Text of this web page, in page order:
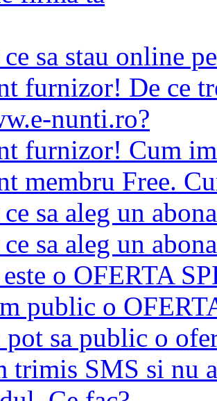
sa stau online
furnizor! De ce
nunti.ro?
furnizor! Cum
membru Free.
sa aleg un
sa aleg un
este o OFERTA
public o
pot sa public o
trimis SMS si nu